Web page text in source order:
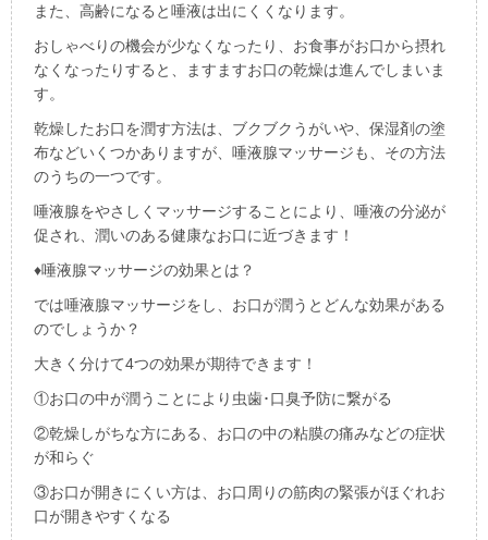
また、高齢になると唾液は出にくくなります。
おしゃべりの機会が少なくなったり、お食事がお口から摂れ
なくなったりすると、ますますお口の乾燥は進んでしまいま
す。
乾燥したお口を潤す方法は、ブクブクうがいや、保湿剤の塗
布などいくつかありますが、唾液腺マッサージも、その方法
のうちの一つです。
唾液腺をやさしくマッサージすることにより、唾液の分泌が
促され、潤いのある健康なお口に近づきます！
♦唾液腺マッサージの効果とは？
では唾液腺マッサージをし、お口が潤うとどんな効果がある
のでしょうか？
大きく分けて4つの効果が期待できます！
①お口の中が潤うことにより虫歯･口臭予防に繋がる
②乾燥しがちな方にある、お口の中の粘膜の痛みなどの症状
が和らぐ
③お口が開きにくい方は、お口周りの筋肉の緊張がほぐれお
口が開きやすくなる